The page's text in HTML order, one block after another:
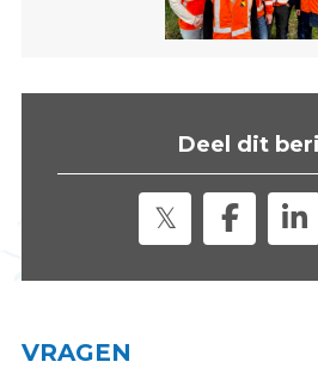
Deel dit
VRAGEN